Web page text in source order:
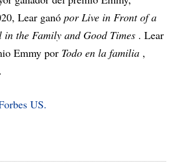
Lear ganó por Live in Front of a
the Family and Good Times . Lear
Emmy por Todo en la familia ,
US.